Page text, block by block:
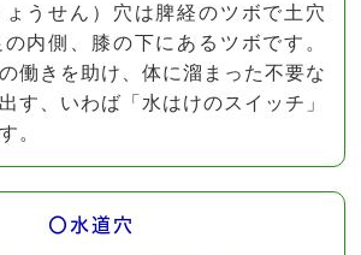
うせん）穴は脾経のツボで土穴
の内側、膝の下にあるツボです。
働きを助け、体に溜まった不要な
す、いわば「水はけのスイッチ」
。
〇水道穴